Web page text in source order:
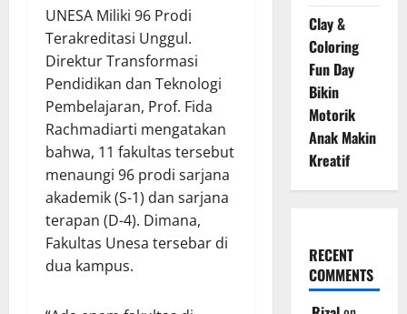
UNESA Miliki 96 Prodi
Terakreditasi Unggul.
Direktur Transformasi
Pendidikan dan Teknologi
Pembelajaran, Prof. Fida
Rachmadiarti mengatakan
bahwa, 11 fakultas tersebut
menaungi 96 prodi sarjana
akademik (S-1) dan sarjana
terapan (D-4). Dimana,
Fakultas Unesa tersebar di
dua kampus.
Clay &
Coloring
Fun Day
Bikin
Motorik
Anak Makin
Kreatif
RECENT
COMMENTS